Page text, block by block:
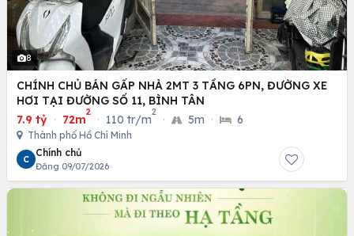
8
CHÍNH CHỦ BÁN GẤP NHÀ 2MT 3 TẦNG 6PN, ĐƯỜNG XE
HƠI TẠI ĐƯỜNG SỐ 11, BÌNH TÂN
7.9 tỷ · 72m
2
· 110 tr/m
2
· 5m · 6
Thành phố Hồ Chí Minh
C
Chính chủ
Đăng 09/07/2026